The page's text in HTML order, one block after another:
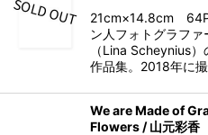
21cm×14.8cm
ン人フォトグラフ
（Lina Scheynius
作品集。2018年に
We are Made of
Flowers / 山元彩香